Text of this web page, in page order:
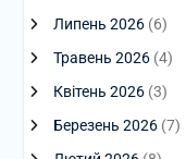
Липень 2026(6)
Травень 2026(4)
Квітень 2026(3)
Березень 2026(7)